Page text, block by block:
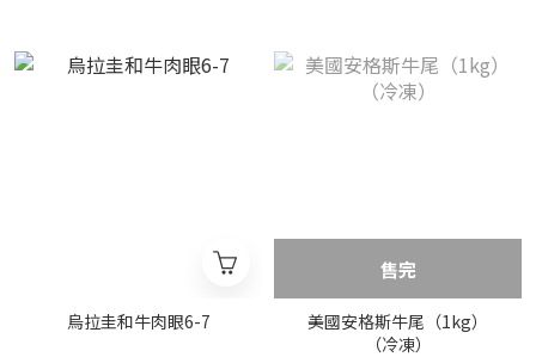
烏拉圭和牛肉眼6-7
售完
美國安格斯牛尾（1kg）
（冷凍）